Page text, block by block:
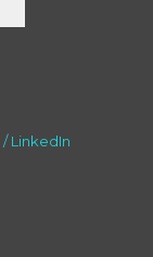
/LinkedIn